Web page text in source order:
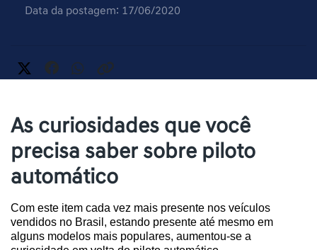
Data da postagem: 17/06/2020
As curiosidades que você
precisa saber sobre piloto
automático
Com este item cada vez mais presente nos veículos
vendidos no Brasil, estando presente até mesmo em
alguns modelos mais populares, aumentou-se a